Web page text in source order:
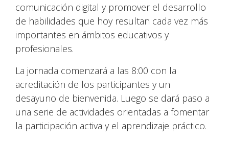
comunicación digital y promover el desarrollo
de habilidades que hoy resultan cada vez más
importantes en ámbitos educativos y
profesionales.
La jornada comenzará a las 8:00 con la
acreditación de los participantes y un
desayuno de bienvenida. Luego se dará paso a
una serie de actividades orientadas a fomentar
la participación activa y el aprendizaje práctico.